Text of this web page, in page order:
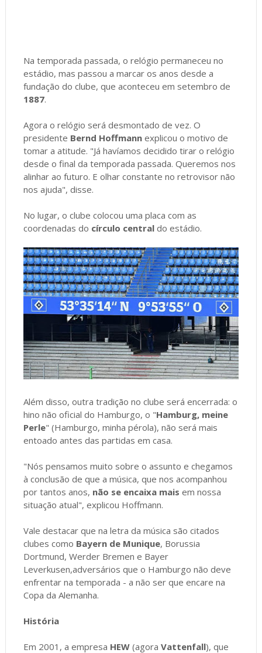
Na temporada passada, o relógio permaneceu no
estádio, mas passou a marcar os anos desde a
fundação do clube, que aconteceu em setembro de
1887.
Agora o relógio será desmontado de vez. O
presidente Bernd Hoffmannexplicou o motivo de
tomar a atitude. "Já havíamos decidido tirar o relógio
desde o final da temporada passada. Queremos nos
alinhar ao futuro. E olhar constante no retrovisor não
nos ajuda", disse.
No lugar, o clube colocou uma placa com as
coordenadas do círculo centraldo estádio.
Além disso, outra tradição no clube será encerrada: o
hino não oficial do Hamburgo, o "Hamburg, meine
Perle" (Hamburgo, minha pérola), não será mais
entoado antes das partidas em casa.
"Nós pensamos muito sobre o assunto e chegamos
à conclusão de que a música, que nos acompanhou
por tantos anos, não se encaixa mais em nossa
situação atual", explicou Hoffmann.
Vale destacar que na letra da música são citados
clubes como Bayern de Munique, Borussia
Dortmund, Werder Bremen e Bayer
Leverkusen,adversários que o Hamburgo não deve
enfrentar na temporada - a não ser que encare na
Copa da Alemanha.
História
Em 2001, a empresa HEW(agora Vattenfall), que